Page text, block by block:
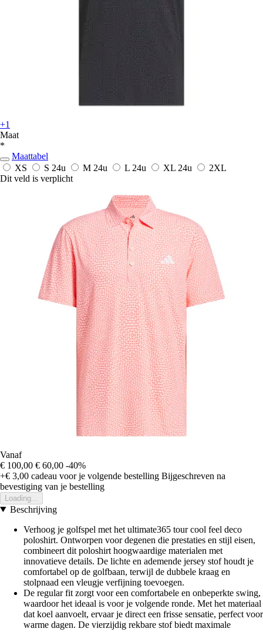
+1
Maat
*
Maattabel
XS
S 24u M 24u L 24u XL 24u
2XL
Dit veld is verplicht
Vanaf
€ 100,00 € 60,00 -40%
+€ 3,00 cadeau voor je volgende bestelling Bijgeschreven na
bevestiging van je bestelling
Loading...
Beschrijving
Verhoog je golfspel met het ultimate365 tour cool feel deco
poloshirt. Ontworpen voor degenen die prestaties en stijl eisen,
combineert dit poloshirt hoogwaardige materialen met
innovatieve details. De lichte en ademende jersey stof houdt je
comfortabel op de golfbaan, terwijl de dubbele kraag en
stolpnaad een vleugje verfijning toevoegen.
De regular fit zorgt voor een comfortabele en onbeperkte swing,
waardoor het ideaal is voor je volgende ronde. Met het materiaal
dat koel aanvoelt, ervaar je direct een frisse sensatie, perfect voor
warme dagen. De vierzijdig rekbare stof biedt maximale